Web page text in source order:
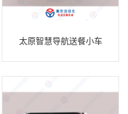
太原智慧导航送餐小车